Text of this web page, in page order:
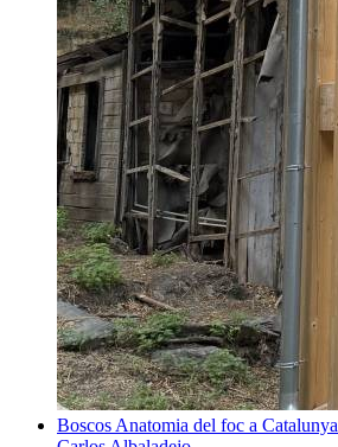
Boscos Anatomia del foc a Catalunya